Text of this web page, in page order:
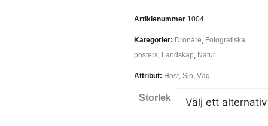
Artiklenummer 1004
Kategorier: Drönare, Fotografiska
posters, Landskap, Natur
Attribut: Höst, Sjö, Väg
Storlek